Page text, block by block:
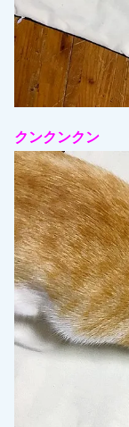
クンクンクン